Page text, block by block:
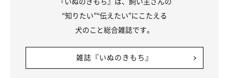
“知りたい”“伝えたい”にこたえる
犬のこと総合雑誌です。
雑誌『いぬのきもち』